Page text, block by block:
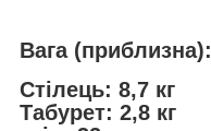
Вага (приблизна):
Стілець: 8,7 кг
Табурет: 2,8 кг